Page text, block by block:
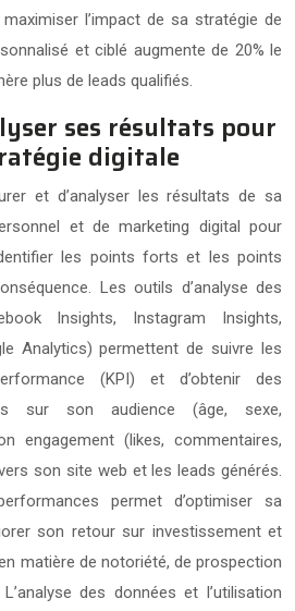
l’impact de sa stratégie de
et ciblé augmente de 20% le
plus de leads qualifiés.
ses résultats pour
digitale
et d’analyser les résultats de sa
et de marketing digital pour
les points forts et les points
Les outils d’analyse des
Insights, Instagram Insights,
Analytics) permettent de suivre les
(KPI) et d’obtenir des
sur son audience (âge, sexe,
engagement (likes, commentaires,
son site web et les leads générés.
permet d’optimiser sa
son retour sur investissement et
matière de notoriété, de prospection
des données et l’utilisation